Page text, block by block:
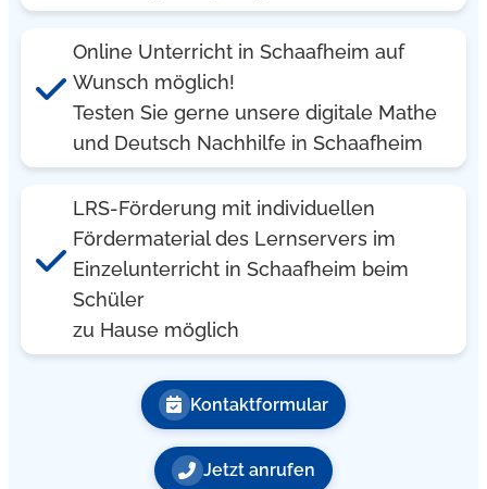
Online Unterricht in Schaafheim auf
Wunsch möglich!
Testen Sie gerne unsere digitale Mathe
und Deutsch Nachhilfe in Schaafheim
LRS-Förderung mit individuellen
Fördermaterial des Lernservers im
Einzelunterricht in Schaafheim beim
Schüler
zu Hause möglich
Kontaktformular
Jetzt anrufen